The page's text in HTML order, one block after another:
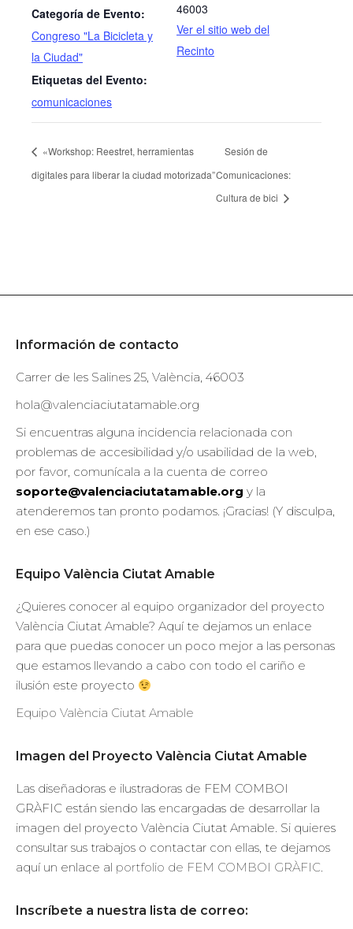
Categoría de Evento:
Congreso "La Bicicleta y
la Ciudad"
Etiquetas del Evento:
comunicaciones
46003
Ver el sitio web del
Recinto
«Workshop: Reestret, herramientas
digitales para liberar la ciudad motorizada”
Sesión de
Comunicaciones:
Cultura de bici
Información de contacto
Carrer de les Salines 25, València, 46003
hola@valenciaciutatamable.org
Si encuentras alguna incidencia relacionada con
problemas de accesibilidad y/o usabilidad de la web,
por favor, comunícala a la cuenta de correo
soporte@valenciaciutatamable.org y la
atenderemos tan pronto podamos. ¡Gracias! (Y disculpa,
en ese caso.)
Equipo València Ciutat Amable
¿Quieres conocer al equipo organizador del proyecto
València Ciutat Amable? Aquí te dejamos un enlace
para que puedas conocer un poco mejor a las personas
que estamos llevando a cabo con todo el cariño e
ilusión este proyecto
Equipo València Ciutat Amable
Imagen del Proyecto València Ciutat Amable
Las diseñadoras e ilustradoras de FEM COMBOI
GRÀFIC están siendo las encargadas de desarrollar la
imagen del proyecto València Ciutat Amable. Si quieres
consultar sus trabajos o contactar con ellas, te dejamos
aquí un enlace al portfolio de FEM COMBOI GRÀFIC.
Inscríbete a nuestra lista de correo: